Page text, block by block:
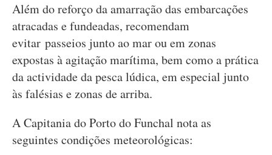
Além do reforço da amarração das embarcações
atracadas e fundeadas, recomendam
evitar passeios junto ao mar ou em zonas
expostas à agitação marítima, bem como a prática
da actividade da pesca lúdica, em especial junto
às falésias e zonas de arriba.
A Capitania do Porto do Funchal nota as
seguintes condições meteorológicas: